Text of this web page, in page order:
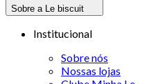
Sobre a Le biscuit
Institucional
Sobre nós
Nossas lojas